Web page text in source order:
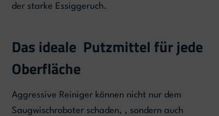
der starke Essiggeruch.
Das ideale Putzmittel für jede
Oberfläche
Aggressive Reiniger können nicht nur dem
Saugwischroboter schaden, , sondern auch